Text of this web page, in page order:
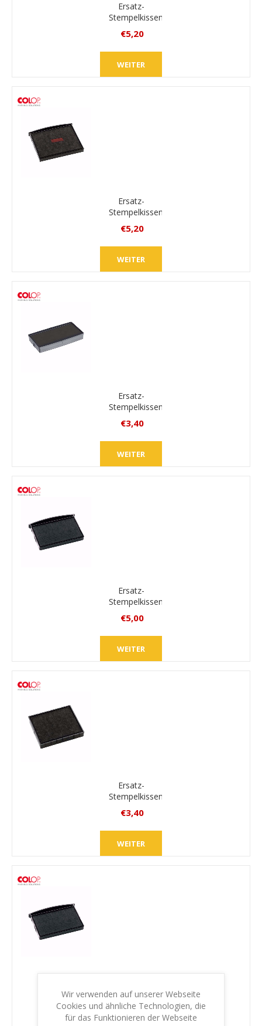
Ersatz-
Stempelkissen
Colop
E/2800
€5,20
zzgl.
WEITER
Ersatz-
Stempelkissen
Colop
E/2800/2
€5,20
zzgl.
WEITER
Ersatz-
Stempelkissen
Colop E/30
€3,40
zzgl.
WEITER
Ersatz-
Stempelkissen
Colop
E/3400
€5,00
zzgl.
WEITER
Ersatz-
Stempelkissen
Colop E/35
€3,40
zzgl.
WEITER
Stempelkissen
Colop
E/3700
€3,40
inkl.
Wir verwenden auf unserer Webseite
Cookies und ähnliche Technologien, die
für das Funktionieren der Webseite